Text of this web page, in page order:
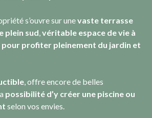
s’ouvre sur unevaste terrasse
plein sud,véritable espace de vie à
pour profiter pleinement du jardin et
, offre encore de belles
possibilité d’y créer une piscine ou
selon vos envies.